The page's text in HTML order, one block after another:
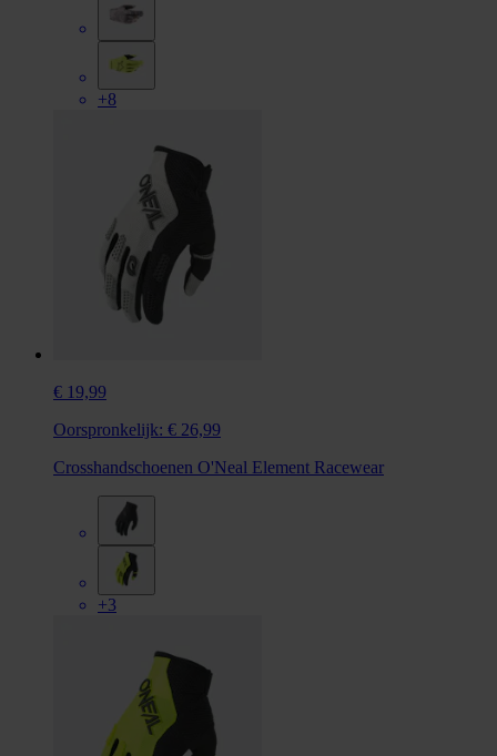
+8
€ 19,99
Oorspronkelijk: € 26,99
Crosshandschoenen O'Neal Element Racewear
+3